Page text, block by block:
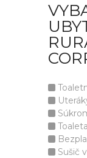
Toaleta
Sušič